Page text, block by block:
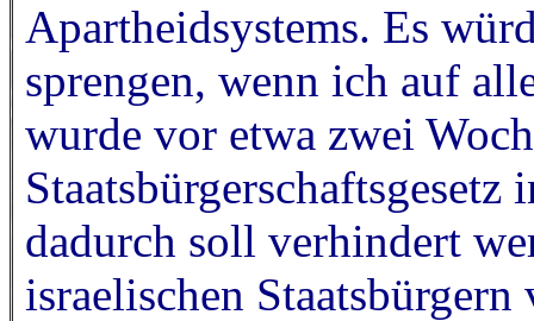
Apartheidsystems. Es
sprengen, wenn ich auf
wurde vor etwa zwei
Staatsbürgerschaftsgesetz
dadurch soll verhindert
israelischen